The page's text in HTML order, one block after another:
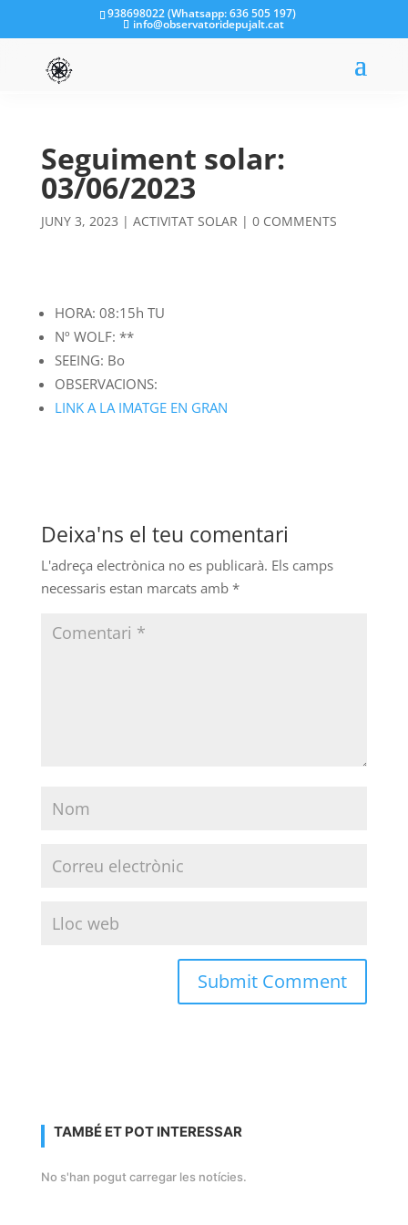
938698022 (Whatsapp: 636 505 197)
info@observatoridepujalt.cat
Seguiment solar:
03/06/2023
JUNY 3, 2023 | ACTIVITAT SOLAR | 0 COMMENTS
HORA: 08:15h TU
Nº WOLF: **
SEEING: Bo
OBSERVACIONS:
LINK A LA IMATGE EN GRAN
Deixa'ns el teu comentari
L'adreça electrònica no es publicarà. Els camps
necessaris estan marcats amb *
TAMBÉ ET POT INTERESSAR
No s'han pogut carregar les notícies.